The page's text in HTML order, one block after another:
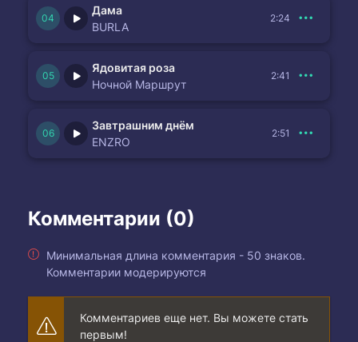
Дама
BURLA
2:24
Ядовитая роза
Ночной Маршрут
2:41
Завтрашним днём
ENZRO
2:51
Комментарии (0)
Минимальная длина комментария - 50 знаков.
Комментарии модерируются
Комментариев еще нет. Вы можете стать
первым!